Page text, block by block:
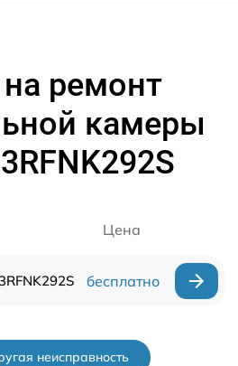
ремонт
камеры
Цена
бесплатно
неисправность